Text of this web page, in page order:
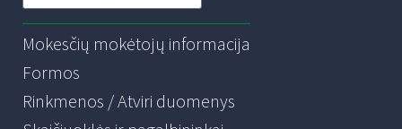
Mokesčių mokėtojų informacija
Formos
Rinkmenos / Atviri duomenys